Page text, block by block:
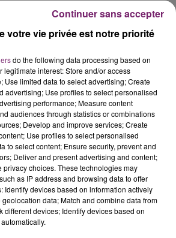
votre vie privée est notre priorité
do the following data processing based on
legitimate interest: Store and/or access
Use limited data to select advertising; Create
advertising; Use profiles to select personalised
performance; Measure content
audiences through statistics or combinations
Develop and improve services; Create
Use profiles to select personalised
to select content; Ensure security, prevent and
Deliver and present advertising and content;
privacy choices. These technologies may
as IP address and browsing data to offer
Identify devices based on information actively
data; Match and combine data from
different devices; Identify devices based on
Continuer sans accepter